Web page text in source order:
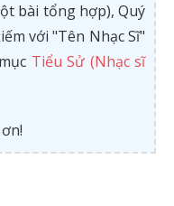
bài tổng hợp), Quý
với "Tên Nhạc Sĩ"
Tiểu Sử (Nhạc sĩ